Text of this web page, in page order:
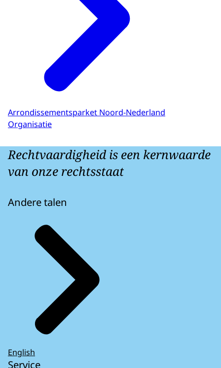
Arrondissementsparket Noord-Nederland
Organisatie
Rechtvaardigheid is een kernwaarde
van onze rechtsstaat
Andere talen
English
Service